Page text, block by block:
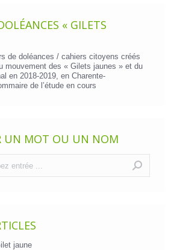
« GILETS
de doléances / cahiers citoyens créés
mouvement des « Gilets jaunes » et du
en 2018-2019, en Charente-
de l’étude en cours
UN MOT OU UN NOM
jaune